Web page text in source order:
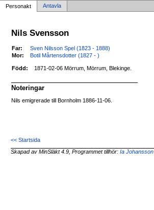
Personakt Antavla
Nils Svensson
Far:
Sven Nilsson Spel (1823 - 1888)
Mor:
Botil Mårtensdotter (1827 - )
Född: 1871-02-06 Mörrum, Mörrum, Blekinge.
Noteringar
Nils emigrerade till Bornholm 1886-11-06.
<< Startsida
Skapad av MinSläkt 4.9, Programmet tillhör:Ia Johansson